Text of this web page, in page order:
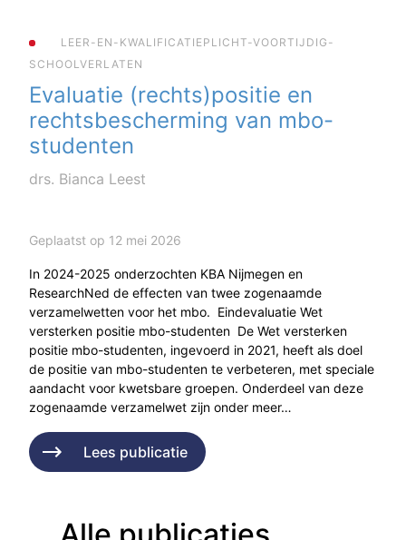
LEER-EN-KWALIFICATIEPLICHT-VOORTIJDIG-
SCHOOLVERLATEN
Evaluatie (rechts)positie en
rechtsbescherming van mbo-
studenten
drs. Bianca Leest
Geplaatst op 12 mei 2026
In 2024-2025 onderzochten KBA Nijmegen en
ResearchNed de effecten van twee zogenaamde
verzamelwetten voor het mbo. Eindevaluatie Wet
versterken positie mbo-studenten De Wet versterken
positie mbo-studenten, ingevoerd in 2021, heeft als doel
de positie van mbo-studenten te verbeteren, met speciale
aandacht voor kwetsbare groepen. Onderdeel van deze
zogenaamde verzamelwet zijn onder meer…
Lees publicatie